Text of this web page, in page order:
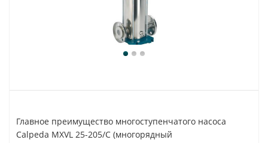
Главное преимущество многоступенчатого насоса
Calpeda MXVL 25-205/C (многорядный